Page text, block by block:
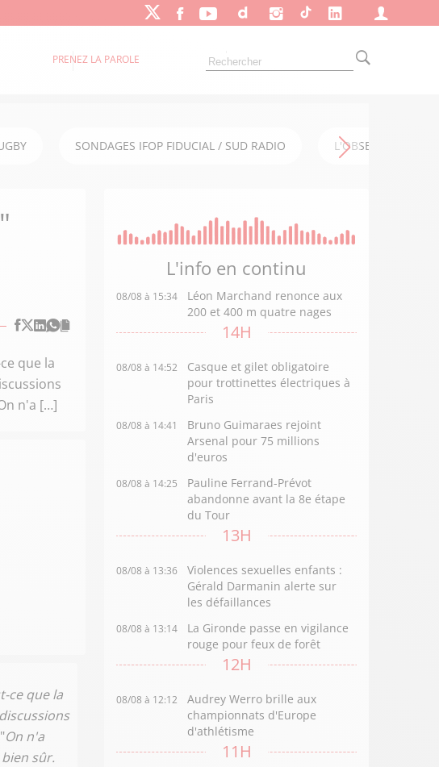
PRENEZ LA PAROLE
SONDAGES IFOP FIDUCIAL / SUD RADIO L'OBSERVATOIRE
que la
n'a […]
ce que la
On n'a
sûr.
L'info en continu
08/08 à 15:34
Léon Marchand renonce aux
200 et 400 m quatre nages
14H
08/08 à 14:52
Casque et gilet obligatoire
pour trottinettes électriques à
Paris
08/08 à 14:41
Bruno Guimaraes rejoint
Arsenal pour 75 millions
d'euros
08/08 à 14:25
Pauline Ferrand-Prévot
abandonne avant la 8e étape
du Tour
13H
08/08 à 13:36
Violences sexuelles enfants :
Gérald Darmanin alerte sur
les défaillances
08/08 à 13:14
La Gironde passe en vigilance
rouge pour feux de forêt
12H
08/08 à 12:12
Audrey Werro brille aux
championnats d'Europe
d'athlétisme
11H